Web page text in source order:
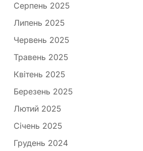
Серпень 2025
Липень 2025
Червень 2025
Травень 2025
Квітень 2025
Березень 2025
Лютий 2025
Січень 2025
Грудень 2024